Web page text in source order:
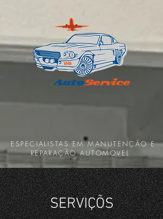
ESPECIALISTAS EM MANUTENÇÃO E
REPARAÇÃO AUTOMOVEL
SERVIÇÕS